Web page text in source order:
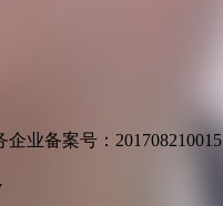
业备案号：201708210015